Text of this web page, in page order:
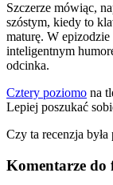
Szczerze mówiąc,
szóstym, kiedy to
maturę. W
inteligentnym
odcinka.
Cztery poziomo na
Lepiej poszukać
Czy ta recenzja była
Komentarze do